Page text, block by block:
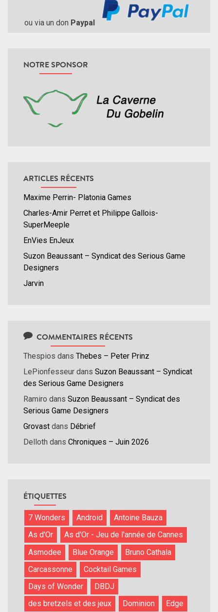
ou via un don Paypal
NOTRE SPONSOR
ARTICLES RÉCENTS
Maxime Perrin- Platonia Games
Charles-Amir Perret et Philippe Gallois-
SuperMeeple
EnVies EnJeux
Suzon Beaussant – Syndicat des Serious Game
Designers
Jarvin
COMMENTAIRES RÉCENTS
Thespios dans Thebes – Peter Prinz
LePionfesseur dans Suzon Beaussant – Syndicat
des Serious Game Designers
Ramiro dans Suzon Beaussant – Syndicat des
Serious Game Designers
Grovast dans Débrief
Delloth dans Chroniques – Juin 2026
ÉTIQUETTES
7 Wonders Android
Antoine Bauza
As d'Or
As d'Or - Jeu de l'année de Cannes
Asmodee
Blue Orange
Bruno Cathala
Carcassonne
Cocktail Games
Days of Wonder
DBDJ
des bretzels et des jeux
Dominion
Edge